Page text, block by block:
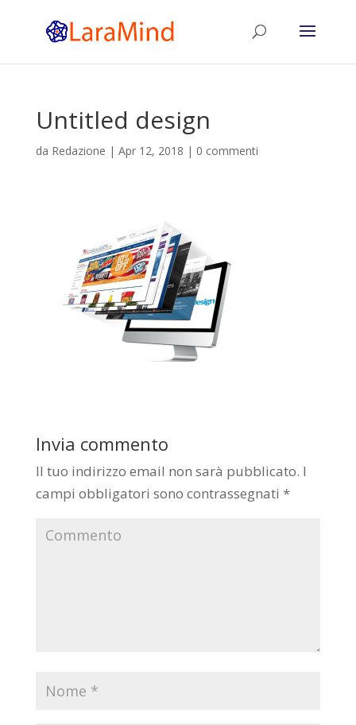
Untitled design
da Redazione | Apr 12, 2018 | 0 commenti
Invia commento
Il tuo indirizzo email non sarà pubblicato. I
campi obbligatori sono contrassegnati *